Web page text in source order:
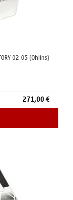
02-05 (Ohlins)
271,00 €